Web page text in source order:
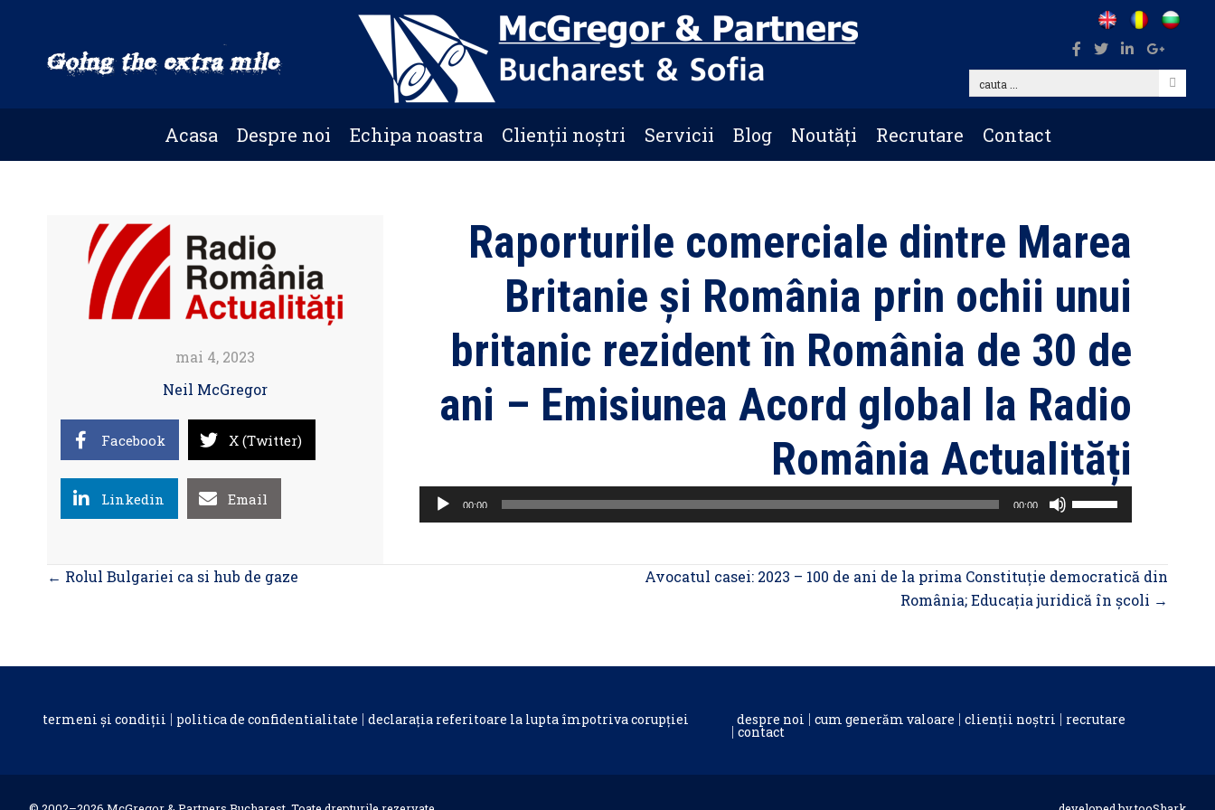
cauta
Acasa Despre noi Echipa noastra Clienții noștri Servicii Blog Noutăți Recrutare Contact
mai 4, 2023
Neil McGregor
Facebook X (Twitter)
Linkedin Email
Raporturile comerciale dintre Marea
Britanie și România prin ochii unui
britanic rezident în România de 30 de
ani – Emisiunea Acord global la Radio
România Actualități
Player
audio
00:00 00:00
tastele
pentru
Posts
← Rolul Bulgariei ca si hub de gaze
Avocatul casei: 2023 – 100 de ani de la prima Constituție democratică din
România; Educația juridică în școli →
termeni și condiții politica de confidentialitate declarația referitoare la lupta împotriva corupției despre noi cum generăm valoare clienții noștri recrutare
contact